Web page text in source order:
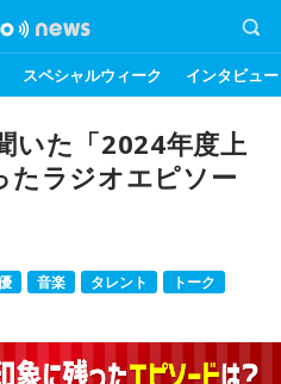
スペシャルウィーク インタビュー
いた「2024年度上
たラジオエピソー
音楽 タレント
トーク